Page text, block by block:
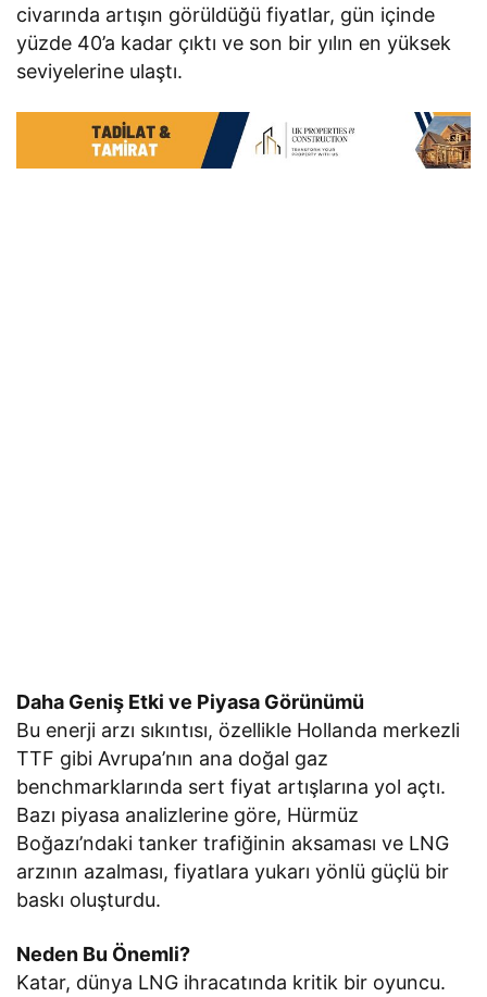
civarında artışın görüldüğü fiyatlar, gün içinde
yüzde 40’a kadar çıktı ve son bir yılın en yüksek
seviyelerine ulaştı.
Daha Geniş Etki ve Piyasa Görünümü
Bu enerji arzı sıkıntısı, özellikle Hollanda merkezli
TTF gibi Avrupa’nın ana doğal gaz
benchmarklarında sert fiyat artışlarına yol açtı.
Bazı piyasa analizlerine göre, Hürmüz
Boğazı’ndaki tanker trafiğinin aksaması ve LNG
arzının azalması, fiyatlara yukarı yönlü güçlü bir
baskı oluşturdu.
Neden Bu Önemli?
Katar, dünya LNG ihracatında kritik bir oyuncu.